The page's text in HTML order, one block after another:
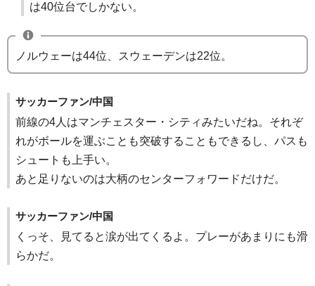
は40位台でしかない。
ノルウェーは44位、スウェーデンは22位。
サッカーファン/中国
前線の4人はマンチェスター・シティみたいだね。それぞ
れがボールを運ぶことも突破することもできるし、パスも
シュートも上手い。
あと足りないのは大柄のセンターフォワードだけだ。
サッカーファン/中国
くっそ、見てると涙が出てくるよ。プレーがあまりにも滑
らかだ。